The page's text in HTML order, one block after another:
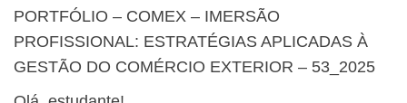
PORTFÓLIO – COMEX – IMERSÃO
PROFISSIONAL: ESTRATÉGIAS APLICADAS À
GESTÃO DO COMÉRCIO EXTERIOR – 53_2025